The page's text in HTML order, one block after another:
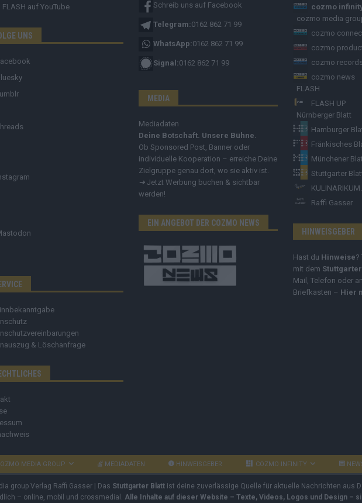
FLASH auf YouTube
UNS
& Löschanfrage
Schreib uns auf Facebook
Telegram:0162 862 71 99
WhatsApp:0162 862 71 99
Signal:0162 862 71 99
MEDIA
Mediadaten
Deine Botschaft. Unsere Bühne.
Ob Sponsored Post, Banner oder
individuelle Kooperation – erreiche Deine
Zielgruppe genau dort, wo sie aktiv ist.
➔ Jetzt Werbung buchen & sichtbar
werden!
EIN ANGEBOT DER COZMO NEWS
cozmo
cozmo media
cozmo
cozmo
cozmo records
cozmo news
FLASH
FLASH UP
Nürnberger Blatt
Hamburger
Fränkisches
Münchener
Stuttgarter
KULINARIKUM.
Raffi Gasser
HINWEISGEBER
Hast du Hinweise?
mit dem
Mail, Telefon oder
Briefkasten – Hier
MEDIA GROUP MEDIADATEN HINWEISGEBER COZMO INFINITY
group Verlag Raffi Gasser | Das Stuttgarter Blatt ist deine zuverlässige Quelle für aktuelle Nachrichten aus
– online, mobil und crossmedial. Alle Inhalte auf dieser Website – Texte, Videos, Logos und Design –